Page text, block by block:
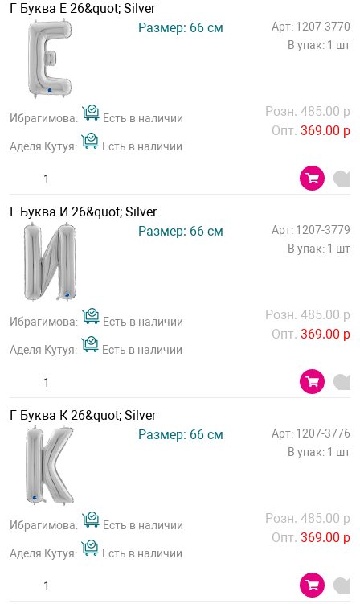
Г Буква Е 26&quot; Silver
Размер: 66 см
Арт: 1207-3770
В упак: 1 шт
Ибрагимова: Есть в наличии
Аделя Кутуя: Есть в наличии
Розн. 485.00 р
Опт. 369.00 р
Г Буква И 26&quot; Silver
Размер: 66 см
Арт: 1207-3779
В упак: 1 шт
Ибрагимова: Есть в наличии
Аделя Кутуя: Есть в наличии
Розн. 485.00 р
Опт. 369.00 р
Г Буква К 26&quot; Silver
Размер: 66 см
Арт: 1207-3776
В упак: 1 шт
Ибрагимова: Есть в наличии
Аделя Кутуя: Есть в наличии
Розн. 485.00 р
Опт. 369.00 р